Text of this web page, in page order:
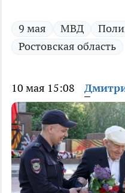
9 мая МВД
Ростовская область
10 мая 15:08